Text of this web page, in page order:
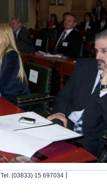
Tel. (03833) 15 697034 |